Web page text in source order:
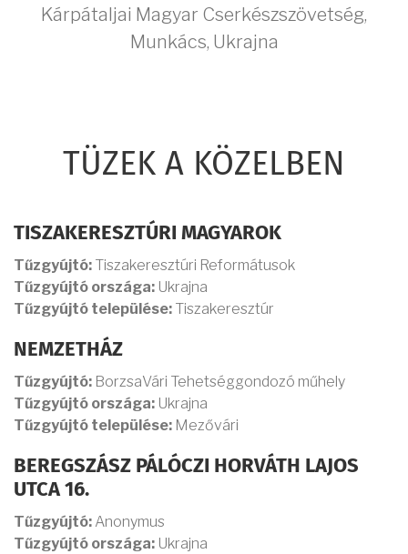
Kárpátaljai Magyar Cserkészszövetség,
Munkács, Ukrajna
TÜZEK A KÖZELBEN
TISZAKERESZTÚRI MAGYAROK
Tűzgyújtó: Tiszakeresztúri Reformátusok
Tűzgyújtó országa: Ukrajna
Tűzgyújtó települése: Tiszakeresztúr
NEMZETHÁZ
Tűzgyújtó: BorzsaVári Tehetséggondozó műhely
Tűzgyújtó országa: Ukrajna
Tűzgyújtó települése: Mezővári
BEREGSZÁSZ PÁLÓCZI HORVÁTH LAJOS
UTCA 16.
Tűzgyújtó: Anonymus
Tűzgyújtó országa: Ukrajna